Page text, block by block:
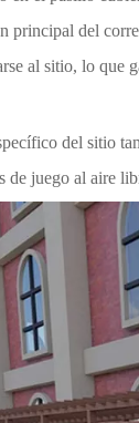
principal del
al sitio, lo que
del sitio
de juego al aire